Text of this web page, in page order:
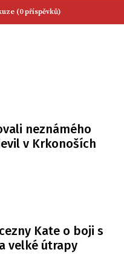
(0 příspěvků)
neznámého
v Krkonoších
Kate o boji s
velké útrapy